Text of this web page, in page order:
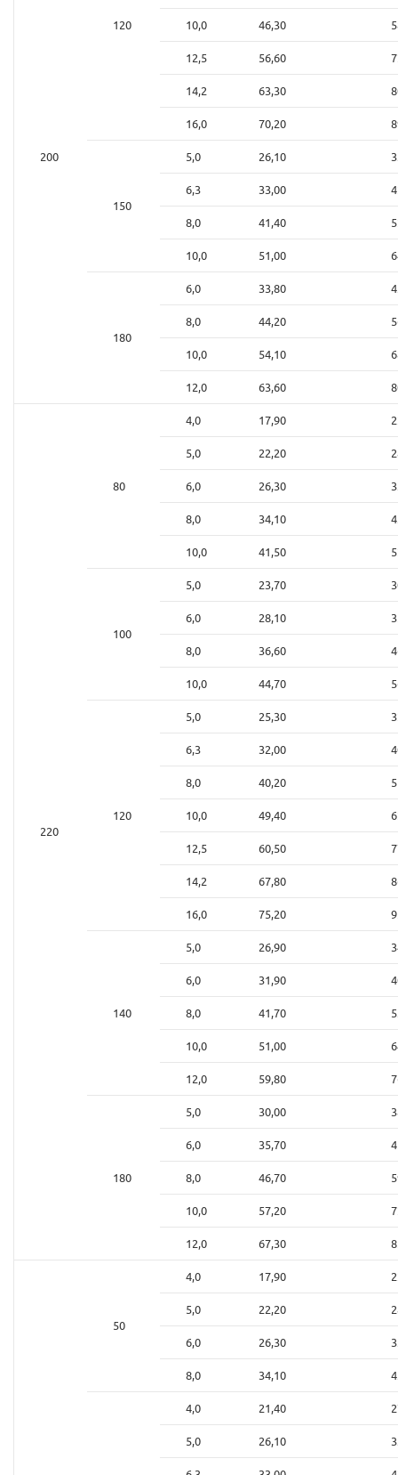
200
120 10,0 46,30
12,5 56,60
14,2 63,30
16,0 70,20
150
5,0 26,10
6,3 33,00
8,0 41,40
10,0 51,00
180
6,0 33,80
8,0 44,20
10,0 54,10
12,0 63,60
220
80
4,0 17,90
5,0 22,20
6,0 26,30
8,0 34,10
10,0 41,50
100
5,0 23,70
6,0 28,10
8,0 36,60
10,0 44,70
120
5,0 25,30
6,3 32,00
8,0 40,20
10,0 49,40
12,5 60,50
14,2 67,80
16,0 75,20
140
5,0 26,90
6,0 31,90
8,0 41,70
10,0 51,00
12,0 59,80
180
5,0 30,00
6,0 35,70
8,0 46,70
10,0 57,20
12,0 67,30
50
4,0 17,90
5,0 22,20
6,0 26,30
8,0 34,10
4,0 21,40
5,0 26,10